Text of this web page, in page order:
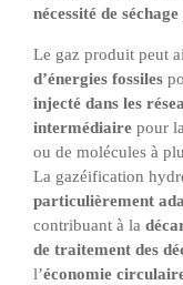
nécessité de
Le gaz produit peut
d’énergies fossiles
injecté dans les
intermédiairepour
ou de molécules à
La gazéification
particulièrement
contribuant à la
de traitement des
l’économie